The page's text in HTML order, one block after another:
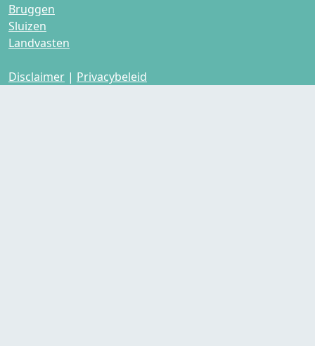
Bruggen
Sluizen
Landvasten
Disclaimer | Privacybeleid